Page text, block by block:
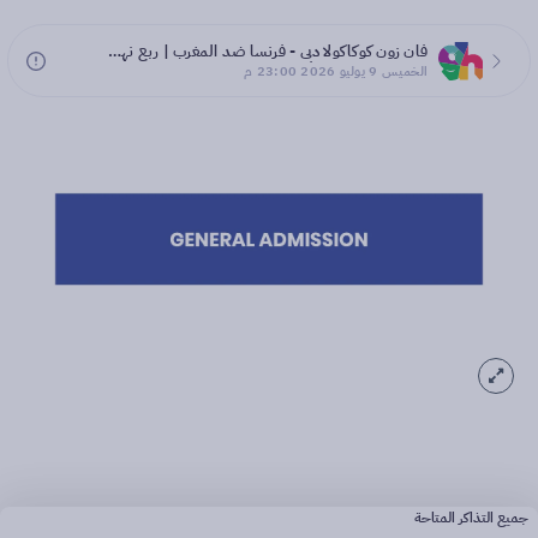
فان زون كوكاكولا دبي - فرنسا ضد المغرب | ربع نهائي كأس العالم 2026
الخميس 9 يوليو 2026 23:00 م
جميع التذاكر المتاحة